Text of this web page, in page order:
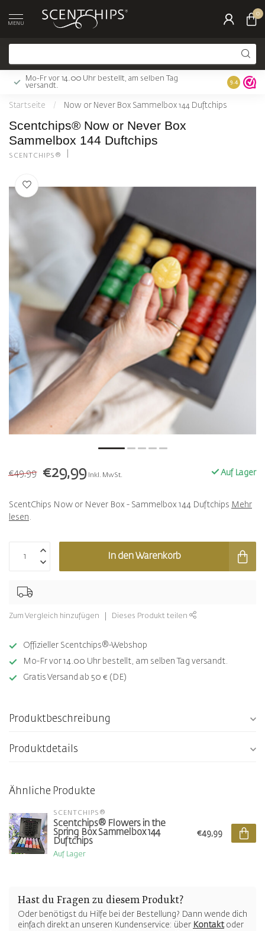
MENU
0
Mo-Fr vor 14.00 Uhr bestellt, am selben Tag
versandt.
Gratis
9.4
Startseite / Now or Never Box Sammelbox 144 Duftchips
Scentchips® Now or Never Box
Sammelbox 144 Duftchips
SCENTCHIPS®
€49,99 €29,99 Inkl. MwSt. Auf Lager
ScentChips Now or Never Box - Sammelbox 144 Duftchips Mehr
lesen .
In den Warenkorb
Zum Vergleich hinzufügen Dieses Produkt teilen
Offizieller Scentchips®-Webshop
Mo-Fr vor 14.00 Uhr bestellt, am selben Tag versandt.
Gratis Versand ab 50 € (DE)
Produktbeschreibung
Produktdetails
Ähnliche Produkte
SCENTCHIPS®
Scentchips® Flowers in the
Spring Box Sammelbox 144
Duftchips
Auf Lager
€49,99
Hast du Fragen zu diesem Produkt?
Oder benötigst du Hilfe bei der Bestellung? Dann wende dich
einfach direkt an unseren Kundenservice: über Kontaktoder